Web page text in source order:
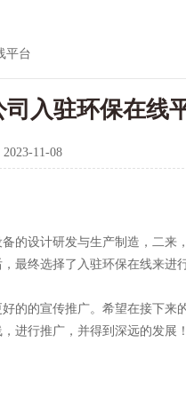
平台
入驻环保在线
2023-11-08
的设计研发与生产制造，二来
最终选择了入驻环保在线来进
的的宣传推广。希望在接下来
进行推广，并得到深远的发展！